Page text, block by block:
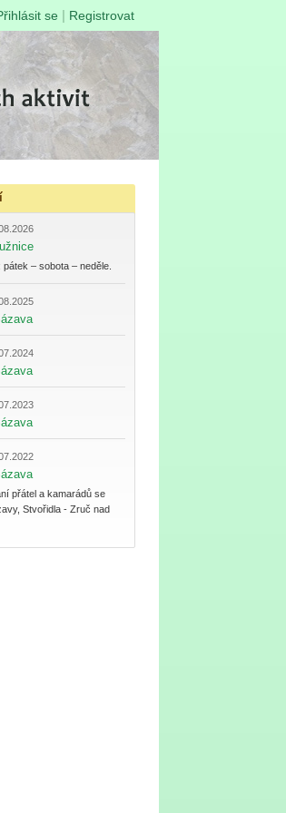
se | Registrovat
– sobota – neděle.
přátel a kamarádů se
Stvořidla - Zruč nad